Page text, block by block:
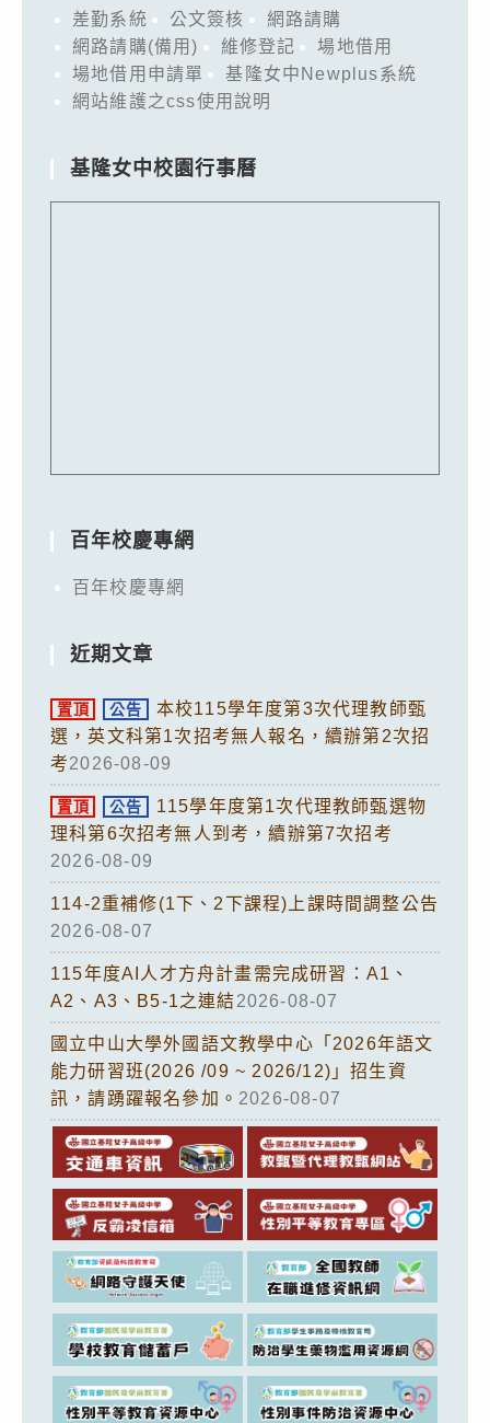
差勤系統 公文簽核
網路請購
網路請購(備用)
維修登記
場地借用
場地借用申請單
基隆女中Newplus系統
網站維護之css使用說明
基隆女中校園行事曆
百年校慶專網
百年校慶專網
近期文章
置頂 公告
本校115學年度第3次代理教師甄
選，英文科第1次招考無人報名，續辦第2次招
考2026-08-09
置頂 公告
115學年度第1次代理教師甄選物
理科第6次招考無人到考，續辦第7次招考
2026-08-09
114-2重補修(1下、2下課程)上課時間調整公告
2026-08-07
115年度AI人才方舟計畫需完成研習：A1、
A2、A3、B5-1之連結2026-08-07
國立中山大學外國語文教學中心「2026年語文
能力研習班(2026 /09 ~ 2026/12)」招生資
訊，請踴躍報名參加。 2026-08-07